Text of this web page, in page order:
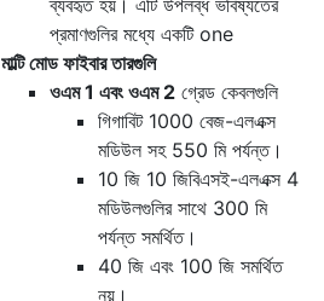
প্রমাণগুলির মধ্যে একটি one
মাল্টি মোড ফাইবার তারগুলি
ওএম 1 এবং ওএম 2 গ্রেড কেবলগুলি
গিগাবিট 1000 বেজ-এলএক্স
মডিউল সহ 550 মি পর্যন্ত।
10 জি 10 জিবিএসই-এলএক্স 4
মডিউলগুলির সাথে 300 মি
পর্যন্ত সমর্থিত।
40 জি এবং 100 জি সমর্থিত
নয়।